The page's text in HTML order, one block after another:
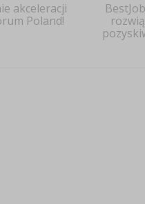
akceleracji
Poland!